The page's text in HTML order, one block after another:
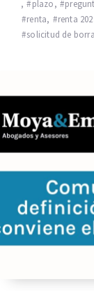
,
plazo,
renta, renta
solicitud de